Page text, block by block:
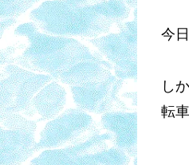
今
し
転